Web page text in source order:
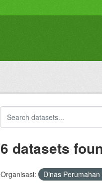
6 datasets
Organisasi: Dinas